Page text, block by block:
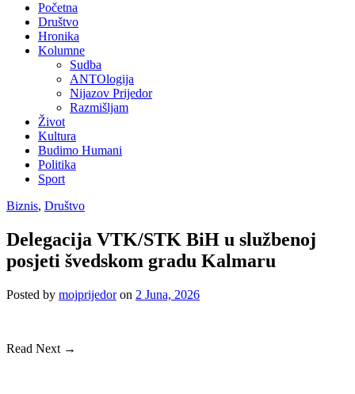
Početna
Društvo
Hronika
Kolumne
Sudba
ANTOlogija
Nijazov Prijedor
Razmišljam
Život
Kultura
Budimo Humani
Politika
Sport
Biznis, Društvo
Delegacija VTK/STK BiH u službenoj
posjeti švedskom gradu Kalmaru
Posted by mojprijedor on 2 Juna, 2026
Read Next →